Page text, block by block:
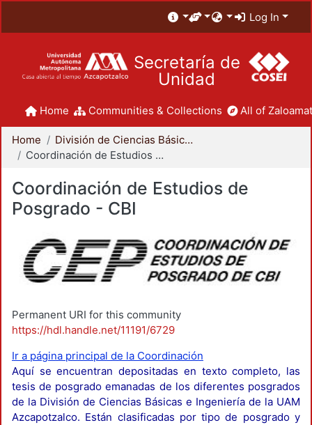
Log In
Secretaría de
Unidad
Home Communities & Collections All of
Home
División de Ciencias Básicas e Ingeniería
Coordinación de Estudios de Posgrado - CBI
Coordinación de Estudios de
Posgrado - CBI
Permanent URI for this community
https://hdl.handle.net/11191/6729
Ir a página principal de la Coordinación
Aquí se encuentran depositadas en texto completo, las
tesis de posgrado emanadas de los diferentes posgrados
de la División de Ciencias Básicas e Ingeniería de la UAM
Azcapotzalco. Están clasificadas por tipo de posgrado y